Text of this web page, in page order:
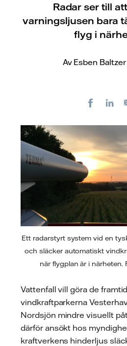
Radar ser till
varningsljusen bara
flyg i
Av Esben
Ett radarstyrt system vid en
och släcker automatiskt
när flygplan är i närheten.
Vattenfall vill göra de
vindkraftparkerna
Nordsjön mindre visuellt
därför ansökt hos
kraftverkens hinderljus